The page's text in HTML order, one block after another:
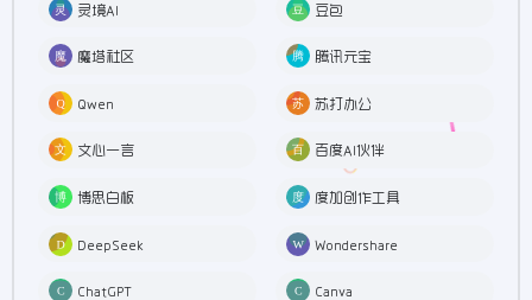
灵境AI 豆包
魔塔社区 腾讯元宝
Qwen 苏打办公
文心一言 百度AI伙伴
博思白板 度加创作工具
DeepSeek Wondershare
ChatGPT Canva